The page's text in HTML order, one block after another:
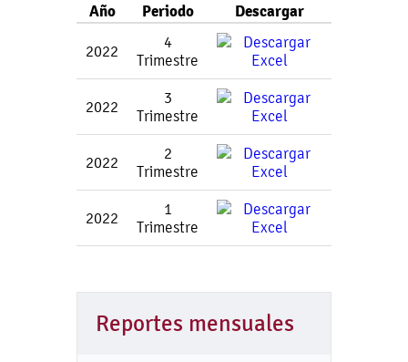
Año Periodo Descargar
2022
4
Trimestre
2022
3
Trimestre
2022
2
Trimestre
2022
1
Trimestre
Reportes mensuales